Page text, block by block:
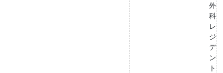
外
科
レ
ジ
デ
ン
ト